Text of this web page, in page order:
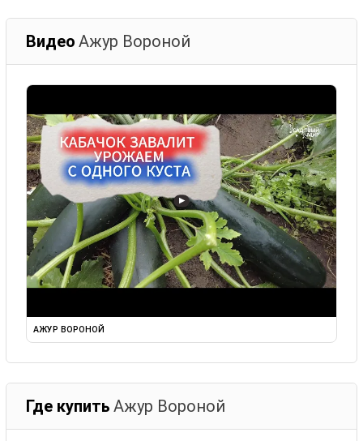
Видео Ажур Вороной
▶
АЖУР ВОРОНОЙ
Где купить Ажур Вороной